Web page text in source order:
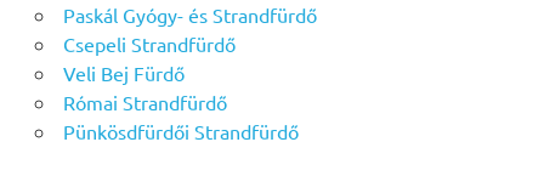
Paskál Gyógy- és Strandfürdő
Csepeli Strandfürdő
Veli Bej Fürdő
Római Strandfürdő
Pünkösdfürdői Strandfürdő